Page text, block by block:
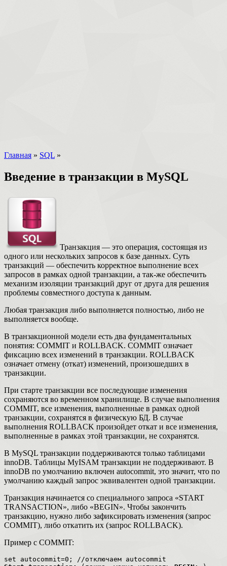
Главная » SQL »
Введение в транзакции в MySQL
Транзакция — это операция, состоящая из
одного или нескольких запросов к базе данных. Суть
транзакций — обеспечить корректное выполнение всех
запросов в рамках одной транзакции, а так-же обеспечить
механизм изоляции транзакций друг от друга для решения
проблемы совместного доступа к данным.
Любая транзакция либо выполняется полностью, либо не
выполняется вообще.
В транзакционной модели есть два фундаментальных
понятия: COMMIT и ROLLBACK. COMMIT означает
фиксацию всех изменений в транзакции. ROLLBACK
означает отмену (откат) изменений, произошедших в
транзакции.
При старте транзакции все последующие изменения
сохраняются во временном хранилище. В случае выполнения
COMMIT, все изменения, выполненные в рамках одной
транзакции, сохранятся в физическую БД. В случае
выполнения ROLLBACK произойдет откат и все изменения,
выполненные в рамках этой транзакции, не сохранятся.
В MySQL транзакции поддерживаются только таблицами
innoDB. Таблицы MyISAM транзакции не поддерживают. В
innoDB по умолчанию включен autocommit, это значит, что по
умолчанию каждый запрос эквивалентен одной транзакции.
Транзакция начинается со специального запроса «START
TRANSACTION», либо «BEGIN». Чтобы закончить
транзакцию, нужно либо зафиксировать изменения (запрос
COMMIT), либо откатить их (запрос ROLLBACK).
Пример с COMMIT: